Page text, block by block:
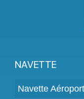
NAVETTE
Navette